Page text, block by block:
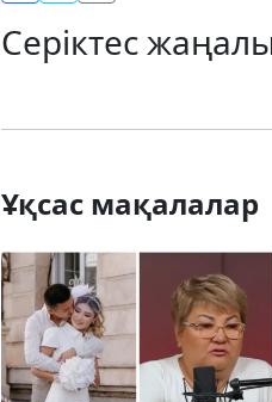
Серіктес
Ұқсас мақалалар